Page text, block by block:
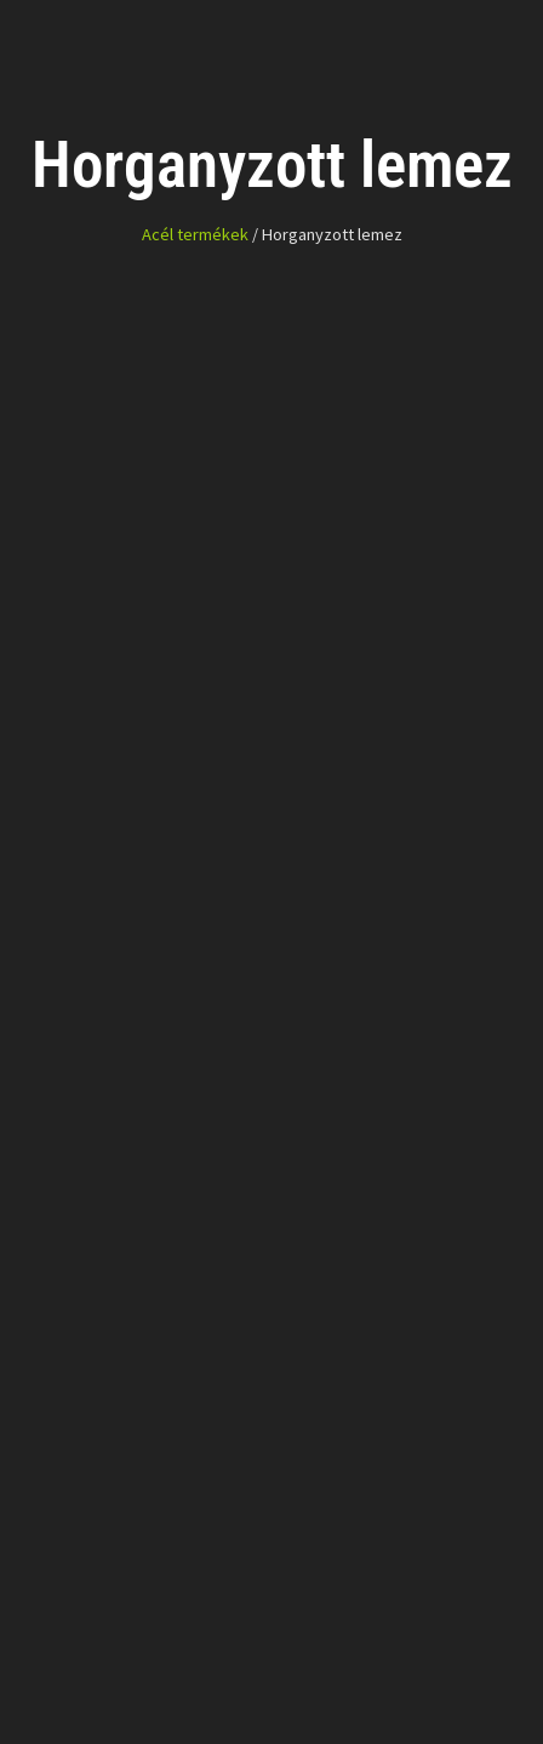
Horganyzott lemez
Acél termékek/ Horganyzott lemez